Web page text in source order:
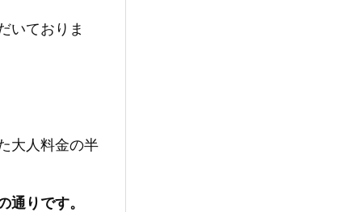
いておりま
大人料金の半
通りです。